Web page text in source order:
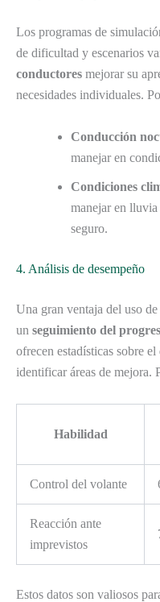
Los programas de
de dificultad y escenarios
conductores mejorar su
necesidades individuales.
Conducción
manejar en
Condiciones
manejar en
seguro.
4. Análisis de desempeño
Una gran ventaja del uso
un seguimiento del
ofrecen estadísticas sobre
identificar áreas de mejora.
Habilidad
Control del volante
Reacción ante
imprevistos
Estos datos son valiosos